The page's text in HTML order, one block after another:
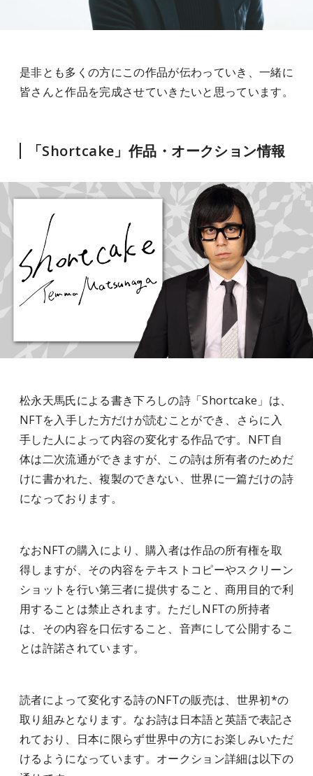
是非とも多くの方にこの作品が伝わっていき、一緒に
皆さんと作品を完成させていきたいと思っています。
「Shortcake」作品・オークション情報
松永天馬氏による書き下ろしの詩「Shortcake」は、
NFTを入手した方だけが読むことができ、さらに入
手した人によって内容の変化する作品です。NFT自
体は二次流通ができますが、この詩は所有者のためだ
けに書かれた、複製のできない、世界に一篇だけの詩
になっております。
なおNFTの購入により、購入者は作品の所有権を取
得しますが、その内容をテキストコピーやスクリーン
ショットを行い第三者に提供すること、商用目的で利
用することは禁止されます。ただしNFTの所持者
は、その内容を口伝すること、音声にして公開するこ
とは許諾されています。
読者によって変化する詩のNFTの販売は、世界初*の
取り組みとなります。なお詩は日本語と英語で表記さ
れており、日本に限らず世界中の方にお楽しみいただ
けるようになっています。オークション詳細は以下の